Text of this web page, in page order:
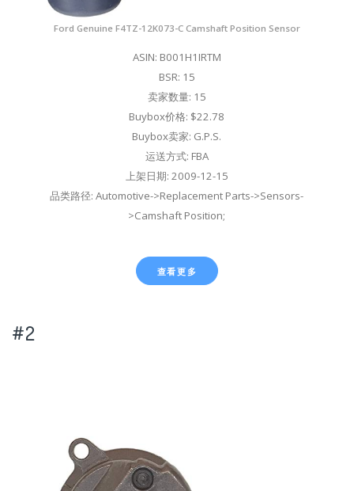
Ford Genuine F4TZ-12K073-C Camshaft Position Sensor
ASIN: B001H1IRTM
BSR: 15
卖家数量: 15
Buybox价格: $22.78
Buybox卖家: G.P.S.
运送方式: FBA
上架日期: 2009-12-15
品类路径: Automotive->Replacement Parts->Sensors-
>Camshaft Position;
查看更多
#2